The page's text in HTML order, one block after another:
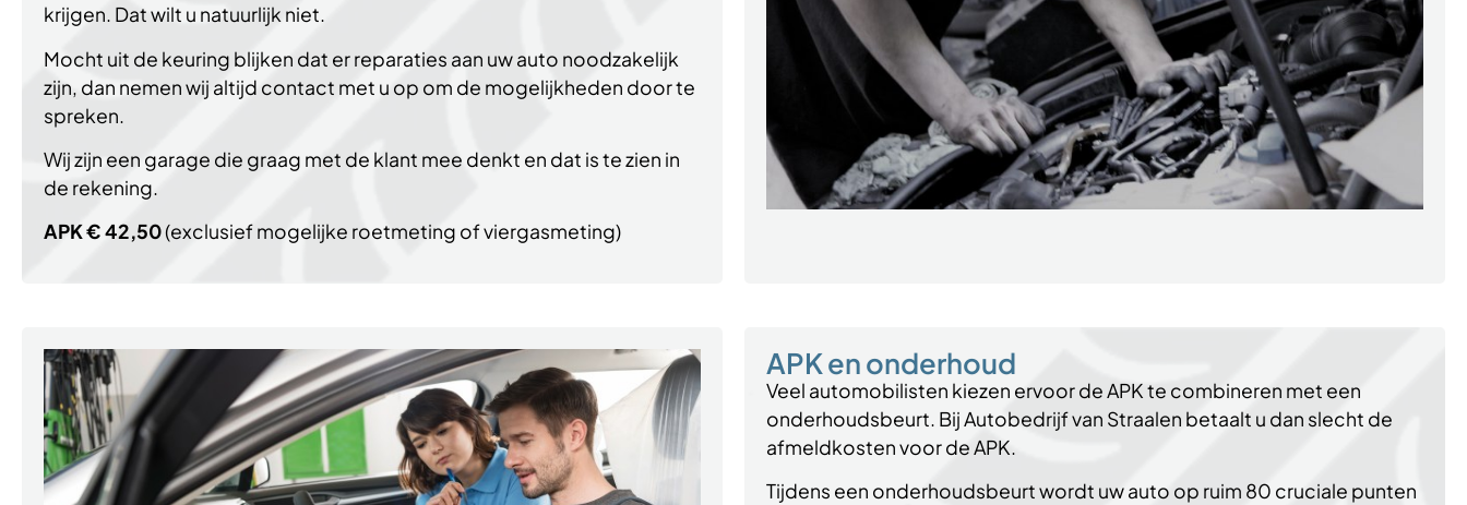
krijgen. Dat wilt u natuurlijk niet.
Mocht uit de keuring blijken dat er reparaties aan uw auto noodzakelijk
zijn, dan nemen wij altijd contact met u op om de mogelijkheden door te
spreken.
Wij zijn een garage die graag met de klant mee denkt en dat is te zien in
de rekening.
APK € 42,50(exclusief mogelijke roetmeting of viergasmeting)
APK en onderhoud
Veel automobilisten kiezen ervoor de APK te combineren met een
onderhoudsbeurt. Bij Autobedrijf van Straalen betaalt u dan slecht de
afmeldkosten voor de APK.
Tijdens een onderhoudsbeurt wordt uw auto op ruim 80 cruciale punten